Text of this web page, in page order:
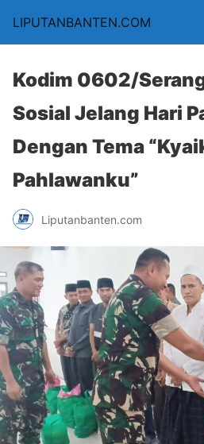
LIPUTANBANTEN.COM
Kodim 0602/
Sosial Jelang Hari
Dengan Tema
Pahlawanku”
Liputanbanten.com